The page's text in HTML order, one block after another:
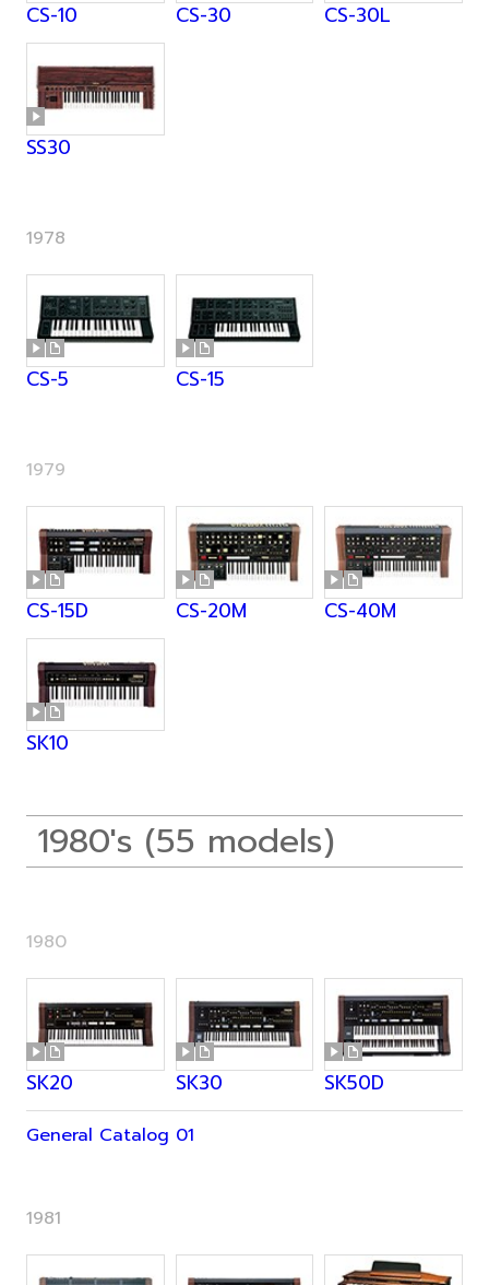
CS-10 CS-30 CS-30L
SS30
1978
CS-5 CS-15
1979
CS-15D CS-20M CS-40M
SK10
1980's (55 models)
1980
SK20 SK30 SK50D
General Catalog 01
1981